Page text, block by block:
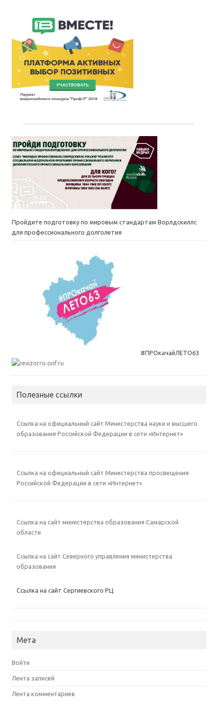
Пройдите подготовку по мировым стандартам Ворлдскиллс
для профессионального долголетия
#ПРОкачайЛЕТО63
Полезные ссылки
Ссылка на официальный сайт Министерства науки и высшего
образования Российской Федерации в сети «Интернет»
Ссылка на официальный сайт Министерства просвещения
Российской Федерации в сети «Интернет»
Ссылка на сайт министерства образования Самарской
области
Ссылка на сайт Северного управления министерства
образования
Ссылка на сайт Сергиевского РЦ
Мета
Войти
Лента записей
Лента комментариев